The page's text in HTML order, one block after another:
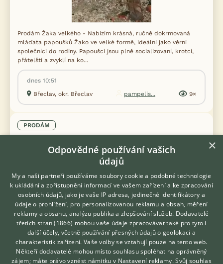
Prodám Žaka velkého - Nabízím krásná, ručně dokrmovaná
mláďata papoušků Žako ve velké formě, ideální jako věrní
společníci do rodiny. Papoušci jsou plně socializovaní, krotcí,
přátelští a zvyklí na ko...
dnes 10:51
Břeclav, okr. Břeclav
pampelis... 9×
PRODÁM
Hledáte zvířecího kamaráda?
Zdarma vám poradí
VETERINÁŘ ONLINE
KONZULTOVAT S
×
Odpovědné používání vašich
údajů
My a naši partneři používáme soubory cookie a podobné technologie
k ukládání a zpřístupnění informací ve vašem zařízení a ke zpracování
osobních údajů, jako je vaše IP adresa, jedinečné identifikátory a
údaje o prohlížení, pro personalizovanou reklamu a obsah, měření
reklamy a obsahu, analýzu publika a zlepšování služeb. Dodavatelé
třetích stran (1866) mohou vaše údaje zpracovávat také pro tyto i
další účely, včetně používání přesných údajů o geolokaci a
charakteristik zařízení. Vaše volby se vztahují pouze na tento web.
Někteří dodavatelé mohou místo souhlasu spoléhat na oprávněný
zájem; máte právo vznést námitku v Nastavení reklamy. Svůj souhlas